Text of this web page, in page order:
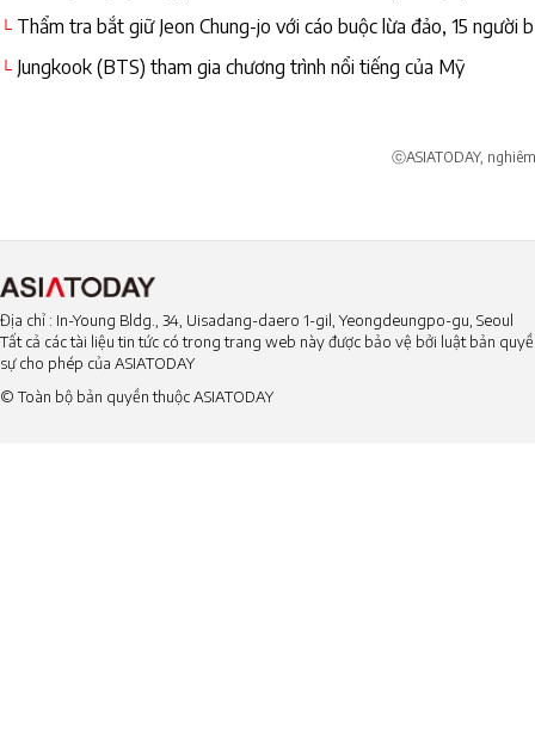
nay
└ Thẩm tra bắt giữ Jeon Chung-jo với cáo buộc lừa đảo, 15 người
└ Jungkook (BTS) tham gia chương trình nổi tiếng của Mỹ
ⓒASIATODAY,
Địa chỉ : In-Young Bldg., 34, Uisadang-daero 1-gil, Yeongdeungpo-gu, Seoul
Tất cả các tài liệu tin tức có trong trang web này được bảo vệ bởi luật bản
sự cho phép của ASIATODAY
© Toàn bộ bản quyền thuộc ASIATODAY